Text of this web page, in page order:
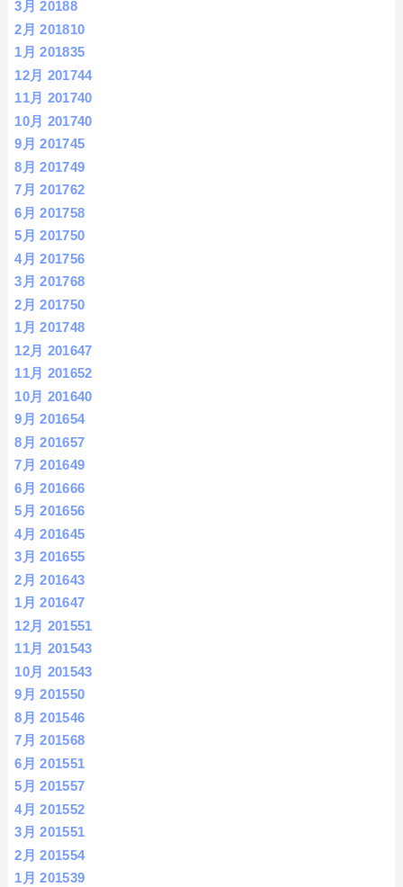
3月 20188
2月 201810
1月 201835
12月 201744
11月 201740
10月 201740
9月 201745
8月 201749
7月 201762
6月 201758
5月 201750
4月 201756
3月 201768
2月 201750
1月 201748
12月 201647
11月 201652
10月 201640
9月 201654
8月 201657
7月 201649
6月 201666
5月 201656
4月 201645
3月 201655
2月 201643
1月 201647
12月 201551
11月 201543
10月 201543
9月 201550
8月 201546
7月 201568
6月 201551
5月 201557
4月 201552
3月 201551
2月 201554
1月 201539